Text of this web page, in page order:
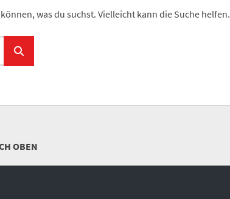
was du suchst. Vielleicht kann die Suche helfen.
OBEN